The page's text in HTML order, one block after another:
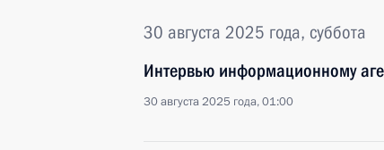
30 августа 2025 года, суббота
Интервью информационному
30 августа 2025 года, 01:00